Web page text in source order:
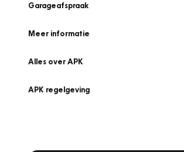
Garageafspraak
Meer informatie
Alles over APK
APK regelgeving